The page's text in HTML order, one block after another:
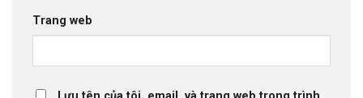
Trang web